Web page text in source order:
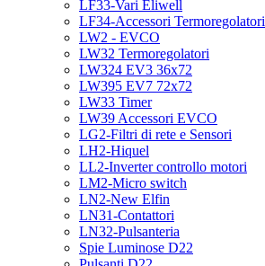
LF33-Vari Eliwell
LF34-Accessori Termoregolatori
LW2 - EVCO
LW32 Termoregolatori
LW324 EV3 36x72
LW395 EV7 72x72
LW33 Timer
LW39 Accessori EVCO
LG2-Filtri di rete e Sensori
LH2-Hiquel
LL2-Inverter controllo motori
LM2-Micro switch
LN2-New Elfin
LN31-Contattori
LN32-Pulsanteria
Spie Luminose D22